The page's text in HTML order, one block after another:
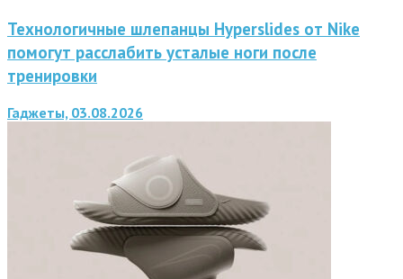
Технологичные шлепанцы Hyperslides от Nike
помогут расслабить усталые ноги после
тренировки
Гаджеты, 03.08.2026